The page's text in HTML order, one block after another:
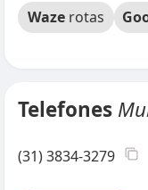
Waze rotas
Telefones
(31) 3834-3279